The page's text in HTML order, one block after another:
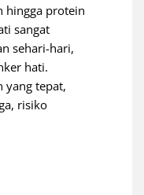
hingga protein
sangat
sehari-hari,
hati.
yang tepat,
risiko